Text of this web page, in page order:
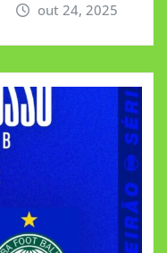
out 24, 2025